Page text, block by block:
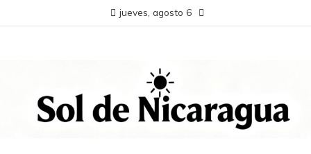
jueves, agosto 6